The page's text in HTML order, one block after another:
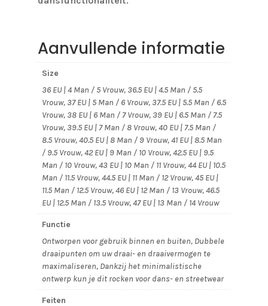
Aanvullende informatie
Size
36 EU | 4 Man / 5 Vrouw, 36.5 EU | 4.5 Man / 5.5
Vrouw, 37 EU | 5 Man / 6 Vrouw, 37.5 EU | 5.5 Man / 6.5
Vrouw, 38 EU | 6 Man / 7 Vrouw, 39 EU | 6.5 Man / 7.5
Vrouw, 39.5 EU | 7 Man / 8 Vrouw, 40 EU | 7.5 Man /
8.5 Vrouw, 40.5 EU | 8 Man / 9 Vrouw, 41 EU | 8.5 Man
/ 9.5 Vrouw, 42 EU | 9 Man / 10 Vrouw, 42.5 EU | 9.5
Man / 10 Vrouw, 43 EU | 10 Man / 11 Vrouw, 44 EU | 10.5
Man / 11.5 Vrouw, 44.5 EU | 11 Man / 12 Vrouw, 45 EU |
11.5 Man / 12.5 Vrouw, 46 EU | 12 Man / 13 Vrouw, 46.5
EU | 12.5 Man / 13.5 Vrouw, 47 EU | 13 Man / 14 Vrouw
Functie
Ontworpen voor gebruik binnen en buiten, Dubbele
draaipunten om uw draai- en draaivermogen te
maximaliseren, Dankzij het minimalistische
ontwerp kun je dit rocken voor dans- en streetwear
Feiten